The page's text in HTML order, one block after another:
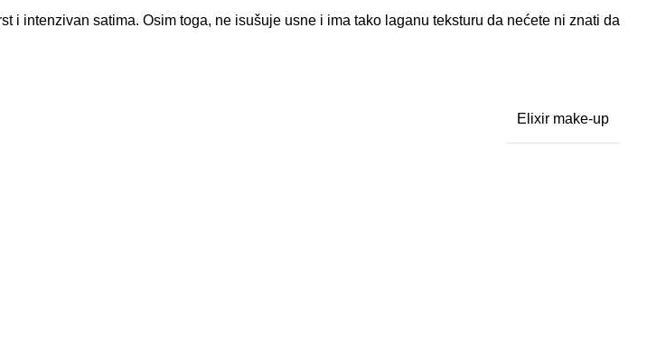
intenzivan satima. Osim toga, ne isušuje usne i ima tako laganu teksturu da nećete ni znati da
Elixir make-up